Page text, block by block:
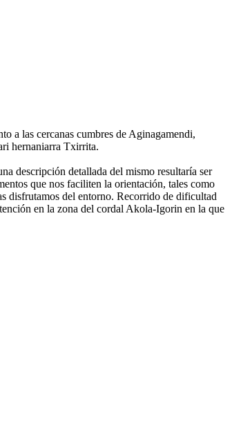
a las cercanas cumbres de Aginagamendi,
hernaniarra Txirrita.
descripción detallada del mismo resultaría ser
que nos faciliten la orientación, tales como
disfrutamos del entorno. Recorrido de dificultad
en la zona del cordal Akola-Igorin en la que